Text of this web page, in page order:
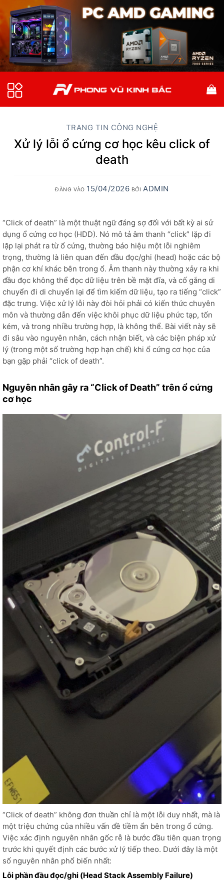
qua
nội
dung
TRANG TIN CÔNG NGHỆ
Xử lý lỗi ổ cứng cơ học kêu click of
death
ĐĂNG VÀO 15/04/2026 BỞI ADMIN
“Click of death” là một thuật ngữ đáng sợ đối với bất kỳ ai sử
dụng ổ cứng cơ học (HDD). Nó mô tả âm thanh “click” lặp đi
lặp lại phát ra từ ổ cứng, thường báo hiệu một lỗi nghiêm
trọng, thường là liên quan đến đầu đọc/ghi (head) hoặc các bộ
phận cơ khí khác bên trong ổ. Âm thanh này thường xảy ra khi
đầu đọc không thể đọc dữ liệu trên bề mặt đĩa, và cố gắng di
chuyển đi di chuyển lại để tìm kiếm dữ liệu, tạo ra tiếng “click”
đặc trưng. Việc xử lý lỗi này đòi hỏi phải có kiến thức chuyên
môn và thường dẫn đến việc khôi phục dữ liệu phức tạp, tốn
kém, và trong nhiều trường hợp, là không thể. Bài viết này sẽ
đi sâu vào nguyên nhân, cách nhận biết, và các biện pháp xử
lý (trong một số trường hợp hạn chế) khi ổ cứng cơ học của
bạn gặp phải “click of death”.
Nguyên nhân gây ra “Click of Death” trên ổ cứng
cơ học
“Click of death” không đơn thuần chỉ là một lỗi duy nhất, mà là
một triệu chứng của nhiều vấn đề tiềm ẩn bên trong ổ cứng.
Việc xác định nguyên nhân gốc rễ là bước đầu tiên quan trọng
trước khi quyết định các bước xử lý tiếp theo. Dưới đây là một
số nguyên nhân phổ biến nhất:
Lỗi phần đầu đọc/ghi (Head Stack Assembly Failure)